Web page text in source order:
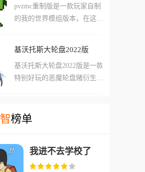
的重点！游戏中还有许多特殊
的玩法和内容，等你来体验
了里面。在游戏中有不少的魔
物在游荡，玩家们需要合理判
办法进行解谜，找到快速逃离
别好玩的游戏细节，还有完善
的故事链条，能让玩家们体验
pvzmc重制版是一款玩家自制
的我的世界模组版本，在这款
界游戏中进行种植并且防御僵
尸进攻的快乐，还能够看到和
原版游戏有许多不同的玩法!
当中也有很多区别，还有一些
出现漏洞!
基沃托斯大轮盘2022版
基沃托斯大轮盘2022版是一款
特别好玩的恶魔轮盘赌衍生版
当中的部分角色来进行游戏，
方式直接对对手发动攻击，同
样对手也可以想办法来攻击
榜单
我进不去学校了